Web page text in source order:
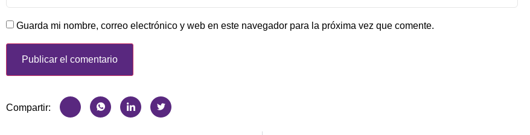
Guarda mi nombre, correo electrónico y web en este navegador para la próxima vez que comente.
Compartir: